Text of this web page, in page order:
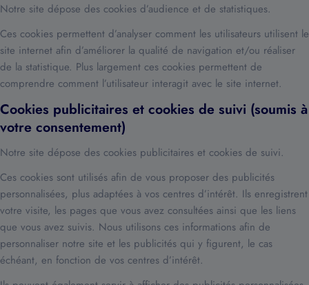
Notre site dépose des cookies d’audience et de statistiques.
Ces cookies permettent d’analyser comment les utilisateurs utilisent le
site internet afin d’améliorer la qualité de navigation et/ou réaliser
de la statistique. Plus largement ces cookies permettent de
comprendre comment l’utilisateur interagit avec le site internet.
Cookies publicitaires et cookies de suivi (soumis à
votre consentement)
Notre site dépose des cookies publicitaires et cookies de suivi.
Ces cookies sont utilisés afin de vous proposer des publicités
personnalisées, plus adaptées à vos centres d’intérêt. Ils enregistrent
votre visite, les pages que vous avez consultées ainsi que les liens
que vous avez suivis. Nous utilisons ces informations afin de
personnaliser notre site et les publicités qui y figurent, le cas
échéant, en fonction de vos centres d’intérêt.